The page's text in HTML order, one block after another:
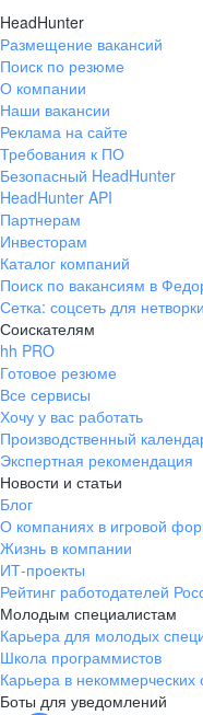
HeadHunter
Размещение вакансий
Поиск по резюме
О компании
Наши вакансии
Реклама на сайте
Требования к ПО
Безопасный HeadHunter
HeadHunter API
Партнерам
Инвесторам
Каталог компаний
Поиск по вакансиям в
Сетка: соцсеть для
Соискателям
hh PRO
Готовое резюме
Все сервисы
Хочу у вас работать
Производственный
Экспертная рекомендация
Новости и статьи
Блог
О компаниях в игровой
Жизнь в компании
ИТ-проекты
Рейтинг работодателей
Молодым специалистам
Карьера для молодых
Школа программистов
Карьера в некоммерческих
Боты для уведомлений